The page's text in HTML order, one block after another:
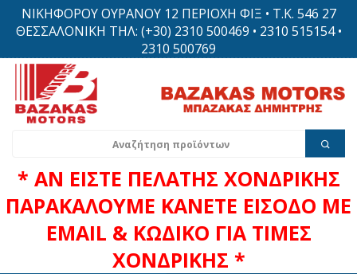
ΝΙΚΗΦΟΡΟΥ ΟΥΡΑΝΟΥ 12 ΠΕΡΙΟΧΗ ΦΙΞ • Τ.Κ. 546 27
ΘΕΣΣΑΛΟΝΙΚΗ ΤΗΛ: (+30) 2310 500469 • 2310 515154 •
2310 500769
* ΑΝ ΕΙΣΤΕ ΠΕΛΑΤΗΣ ΧΟΝΔΡΙΚΗΣ
ΠΑΡΑΚΑΛΟΥΜΕ ΚΑΝΕΤΕ ΕΙΣΟΔΟ ΜΕ
EMAIL & ΚΩΔΙΚΟ ΓΙΑ ΤΙΜΕΣ
ΧΟΝΔΡΙΚΗΣ *